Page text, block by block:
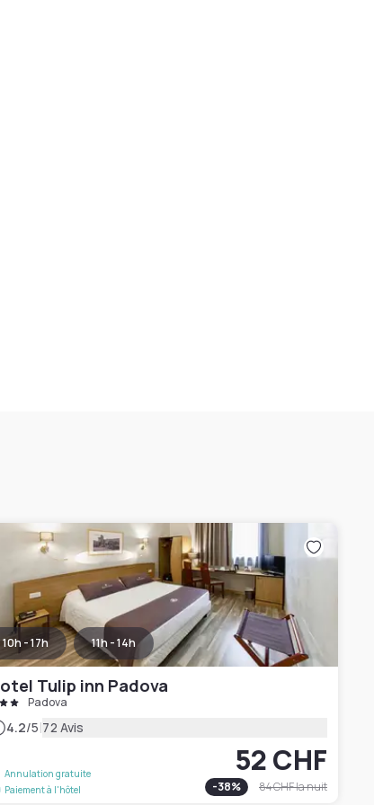
10h - 17h 11h - 14h
Tulip inn Padova
Padova
4.2/5|72 Avis
Annulation gratuite
Paiement à l'hôtel
52 CHF
-38% 84 CHFla nuit